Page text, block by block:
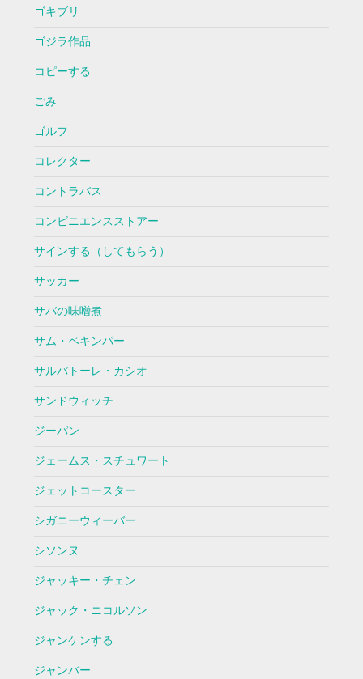
ゴキブリ
ゴジラ作品
コピーする
ごみ
ゴルフ
コレクター
コントラバス
コンビニエンスストアー
サインする（してもらう）
サッカー
サバの味噌煮
サム・ペキンパー
サルバトーレ・カシオ
サンドウィッチ
ジーパン
ジェームス・スチュワート
ジェットコースター
シガニーウィーバー
シソンヌ
ジャッキー・チェン
ジャック・ニコルソン
ジャンケンする
ジャンバー